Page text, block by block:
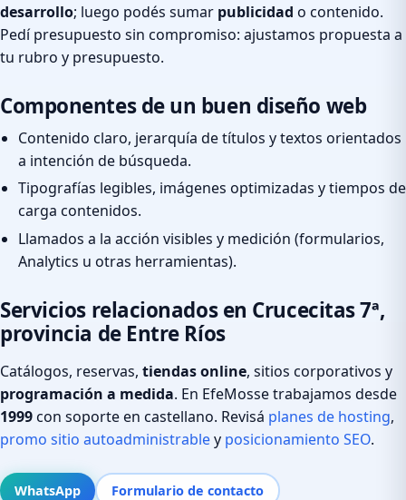
desarrollo; luego podés sumar publicidad o contenido.
Pedí presupuesto sin compromiso: ajustamos propuesta a
tu rubro y presupuesto.
Componentes de un buen diseño web
Contenido claro, jerarquía de títulos y textos orientados
a intención de búsqueda.
Tipografías legibles, imágenes optimizadas y tiempos de
carga contenidos.
Llamados a la acción visibles y medición (formularios,
Analytics u otras herramientas).
Servicios relacionados en Crucecitas 7ª,
provincia de Entre Ríos
Catálogos, reservas, tiendas online, sitios corporativos y
programación a medida. En EfeMosse trabajamos desde
1999con soporte en castellano. Revisá planes de hosting,
promo sitio autoadministrabley posicionamiento SEO.
WhatsApp Formulario de contacto